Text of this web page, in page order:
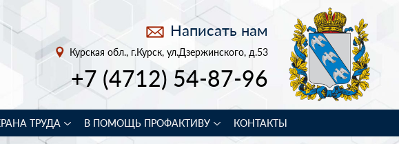
Написать нам
Курская обл., г.Курск, ул.Дзержинского, д.53
+7 (4712) 54-87-96
ТРУДА В ПОМОЩЬ ПРОФАКТИВУ КОНТАКТЫ